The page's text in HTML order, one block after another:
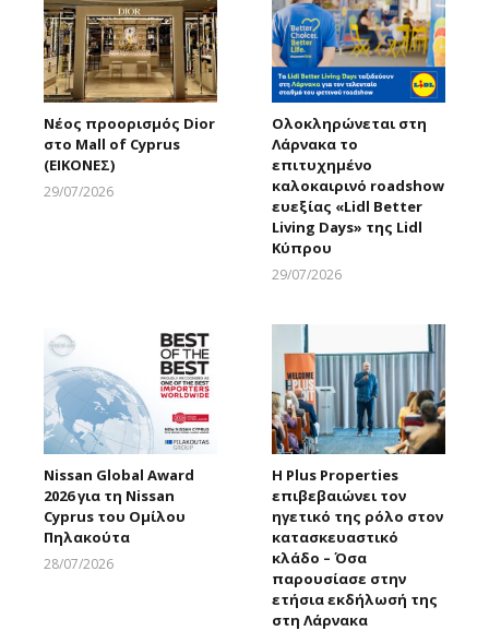
Νέος προορισμός Dior
στο Mall of Cyprus
(ΕΙΚΟΝΕΣ)
29/07/2026
Ολοκληρώνεται στη
Λάρνακα το
επιτυχημένο
καλοκαιρινό roadshow
ευεξίας «Lidl Better
Living Days» της Lidl
Κύπρου
29/07/2026
Νissan Global Award
2026 για τη Nissan
Cyprus του Ομίλου
Πηλακούτα
28/07/2026
Η Plus Properties
επιβεβαιώνει τον
ηγετικό της ρόλο στον
κατασκευαστικό
κλάδο – Όσα
παρουσίασε στην
ετήσια εκδήλωσή της
στη Λάρνακα